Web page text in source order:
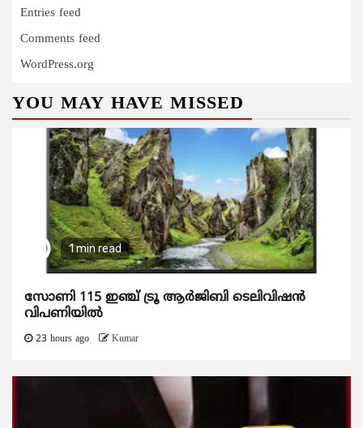
Entries feed
Comments feed
WordPress.org
YOU MAY HAVE MISSED
1 min read
സോണി 115 ഇഞ്ച് ട്രൂ ആർജിബി ടെലിവിഷൻ
വിപണിയിൽ
23 hours ago Kumar